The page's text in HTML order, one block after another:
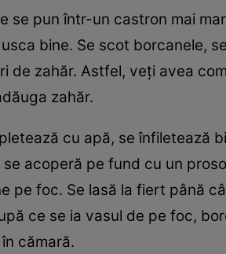
se pun într-un castron mai
bine. Se scot borcanele,
de zahăr. Astfel, veţi avea
zahăr.
cu apă, se înfiletează
acoperă pe fund cu un
pe foc. Se lasă la fiert până
ce se ia vasul de pe foc,
cămară.